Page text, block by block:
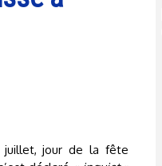
juillet, jour de la fête